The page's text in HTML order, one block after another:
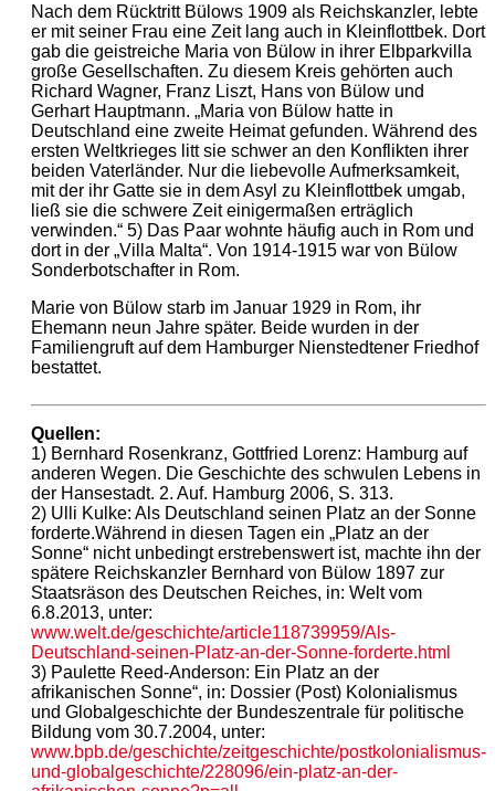
Nach dem Rücktritt Bülows 1909 als Reichskanzler, lebte
er mit seiner Frau eine Zeit lang auch in Kleinflottbek. Dort
gab die geistreiche Maria von Bülow in ihrer Elbparkvilla
große Gesellschaften. Zu diesem Kreis gehörten auch
Richard Wagner, Franz Liszt, Hans von Bülow und
Gerhart Hauptmann. „Maria von Bülow hatte in
Deutschland eine zweite Heimat gefunden. Während des
ersten Weltkrieges litt sie schwer an den Konflikten ihrer
beiden Vaterländer. Nur die liebevolle Aufmerksamkeit,
mit der ihr Gatte sie in dem Asyl zu Kleinflottbek umgab,
ließ sie die schwere Zeit einigermaßen erträglich
verwinden.“ 5) Das Paar wohnte häufig auch in Rom und
dort in der „Villa Malta“. Von 1914-1915 war von Bülow
Sonderbotschafter in Rom.
Marie von Bülow starb im Januar 1929 in Rom, ihr
Ehemann neun Jahre später. Beide wurden in der
Familiengruft auf dem Hamburger Nienstedtener Friedhof
bestattet.
Quellen:
1) Bernhard Rosenkranz, Gottfried Lorenz: Hamburg auf
anderen Wegen. Die Geschichte des schwulen Lebens in
der Hansestadt. 2. Auf. Hamburg 2006, S. 313.
2) Ulli Kulke: Als Deutschland seinen Platz an der Sonne
forderte.Während in diesen Tagen ein „Platz an der
Sonne“ nicht unbedingt erstrebenswert ist, machte ihn der
spätere Reichskanzler Bernhard von Bülow 1897 zur
Staatsräson des Deutschen Reiches, in: Welt vom
6.8.2013, unter:
www.welt.de/geschichte/article118739959/Als-
Deutschland-seinen-Platz-an-der-Sonne-forderte.html
3) Paulette Reed-Anderson: Ein Platz an der
afrikanischen Sonne“, in: Dossier (Post) Kolonialismus
und Globalgeschichte der Bundeszentrale für politische
Bildung vom 30.7.2004, unter:
www.bpb.de/geschichte/zeitgeschichte/postkolonialismus-
und-globalgeschichte/228096/ein-platz-an-der-